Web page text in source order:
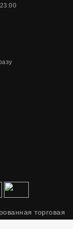
торговая